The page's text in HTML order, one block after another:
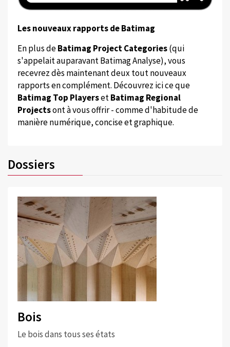
Les nouveaux rapports de Batimag
En plus deBatimag Project Categories(qui
s'appelait auparavant Batimag Analyse), vous
recevrez dès maintenant deux tout nouveaux
rapports en complément. Découvrez ici ce que
Batimag Top PlayersetBatimag Regional
Projectsont à vous offrir - comme d'habitude de
manière numérique, concise et graphique.
Dossiers
Bois
Le bois dans tous ses états